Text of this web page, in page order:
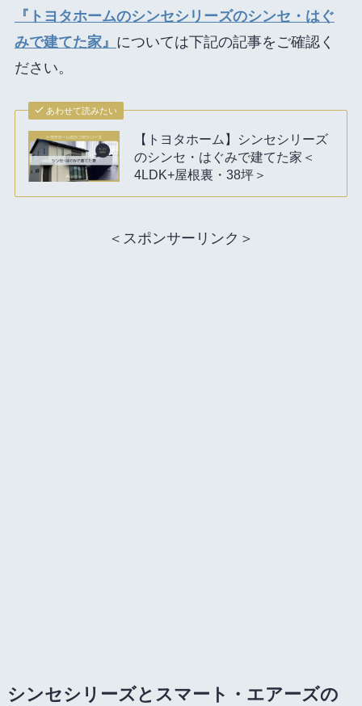
『トヨタホームのシンセシリーズのシンセ・はぐ
みで建てた家』 については下記の記事をご確認く
ださい。
あわせて読みたい
【トヨタホーム】シンセシリーズ
のシンセ・はぐみで建てた家＜
4LDK+屋根裏・38坪＞
＜スポンサーリンク＞
シンセシリーズとスマート・エアーズの